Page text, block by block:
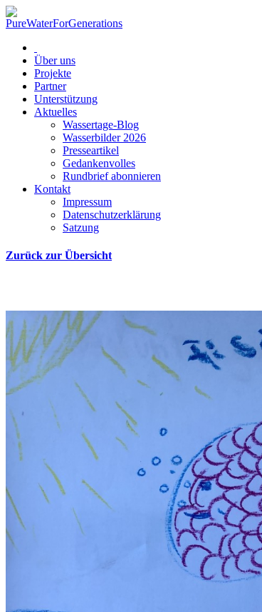
Über uns
Projekte
Partner
Unterstützung
Aktuelles
Wassertage-Blog
Wasserbilder 2026
Presseartikel
Gedankenvolles
Rundbrief abonnieren
Kontakt
Impressum
Datenschutzerklärung
Satzung
Zurück zur Übersicht